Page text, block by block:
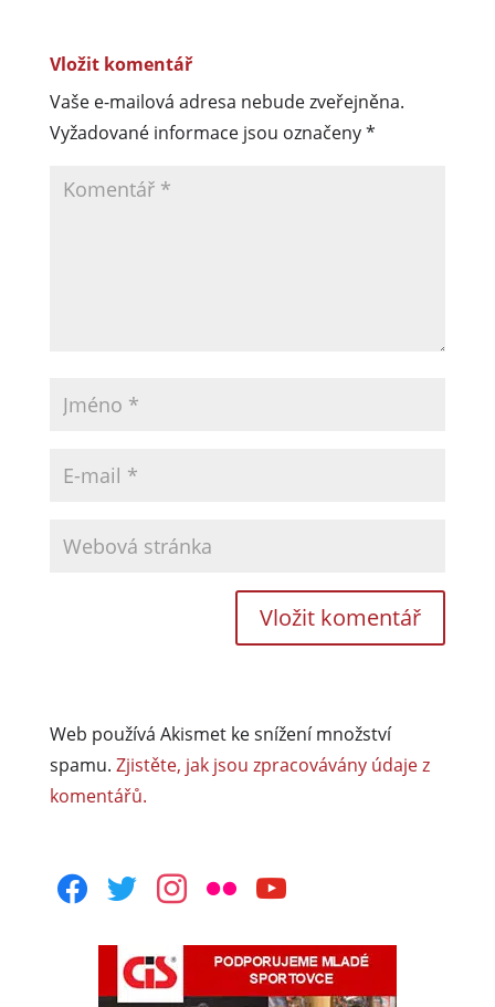
Vložit komentář
Vaše e-mailová adresa nebude zveřejněna.
Vyžadované informace jsou označeny*
Web používá Akismet ke snížení množství
spamu. Zjistěte, jak jsou zpracovávány údaje z
komentářů.
facebooktwitterinstagram
flickr youtube